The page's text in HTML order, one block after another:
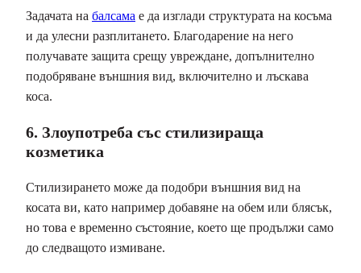
Задачата на балсама е да изглади структурата на косъма
и да улесни разплитането. Благодарение на него
получавате защита срещу увреждане, допълнително
подобряване външния вид, включително и лъскава
коса.
6. Злоупотреба със стилизираща
козметика
Стилизирането може да подобри външния вид на
косата ви, като например добавяне на обем или блясък,
но това е временно състояние, което ще продължи само
до следващото измиване.